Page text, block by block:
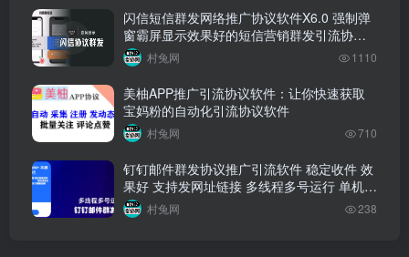
闪信短信群发网络推广协议软件X6.0 强制弹
窗霸屏显示效果好的短信营销群发引流协议
软件村兔网 1110
美柚APP推广引流协议软件：让你快速获取
宝妈粉的自动化引流协议软件
村兔网 710
钉钉邮件群发协议推广引流软件 稳定收件 效
果好 支持发网址链接 多线程多号运行 单机日
发十万+
村兔网 238